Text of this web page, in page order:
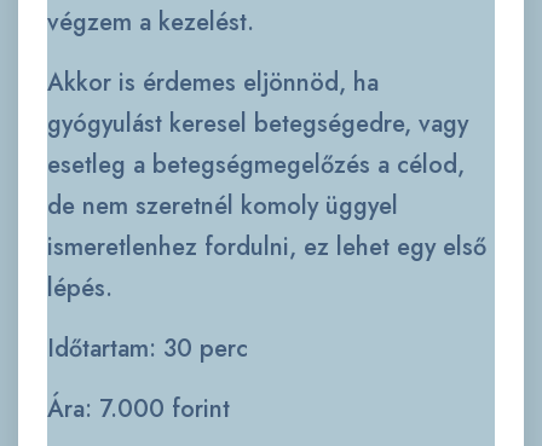
végzem a kezelést.
Akkor is érdemes eljönnöd, ha
gyógyulást keresel betegségedre, vagy
esetleg a betegségmegelőzés a célod,
de nem szeretnél komoly üggyel
ismeretlenhez fordulni, ez lehet egy első
lépés.
Időtartam: 30 perc
Ára: 7.000 forint